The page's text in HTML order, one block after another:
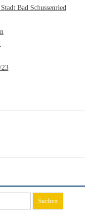
Bad Schussenried
23